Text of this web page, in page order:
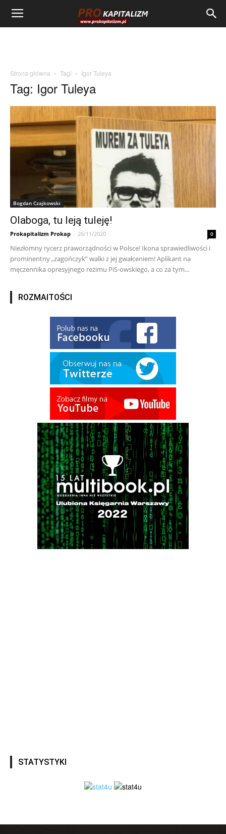
Strona główna Tagi Igor Tuleya
Tag: Igor Tuleya
Bogdan Czajkowski
Olaboga, tu leją tuleję!
Prokapitalizm Prokap - 26/11/2020 0
Niezłomny rycerz praworządności w Polsce! Ikona sprawiedliwości i
prominentny „zagończyk” walki z jej gwałceniem! Aplikant na
męczennika opresyjnego reżimu PiS-owskiego, a co za tym...
ROZMAITOŚCI
STATYSTYKI